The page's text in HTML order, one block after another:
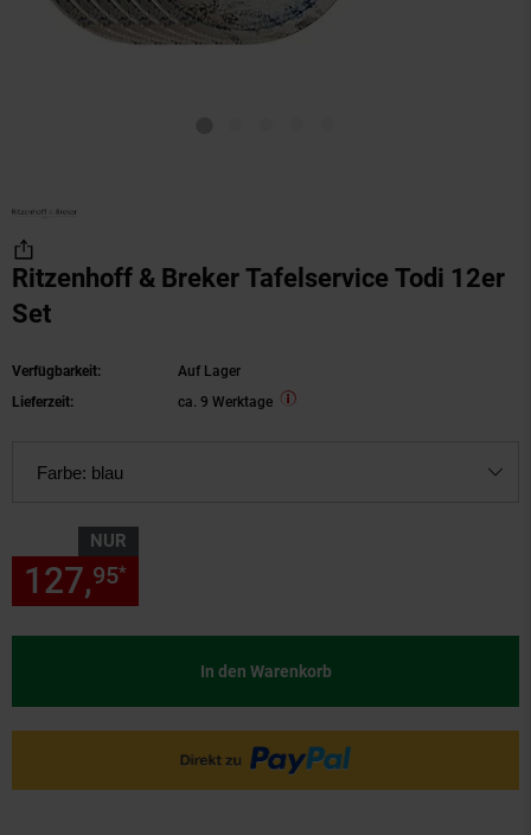
Ritzenhoff & Breker Tafelservice Todi 12er
Set
Verfügbarkeit:
Auf Lager
Lieferzeit:
ca. 9 Werktage
Farbe: blau
NUR
127,95*
In den Warenkorb